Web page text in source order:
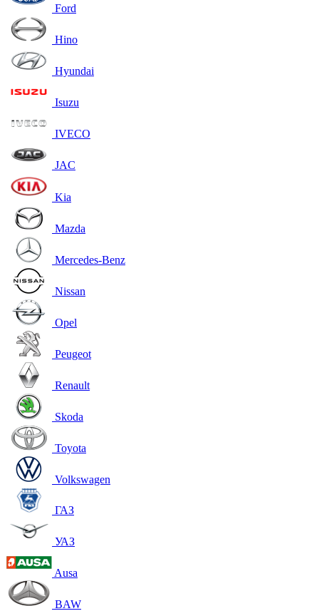
Ford
Hino
Hyundai
Isuzu
IVECO
JAC
Kia
Mazda
Mercedes-Benz
Nissan
Opel
Peugeot
Renault
Skoda
Toyota
Volkswagen
ГАЗ
УАЗ
Ausa
BAW